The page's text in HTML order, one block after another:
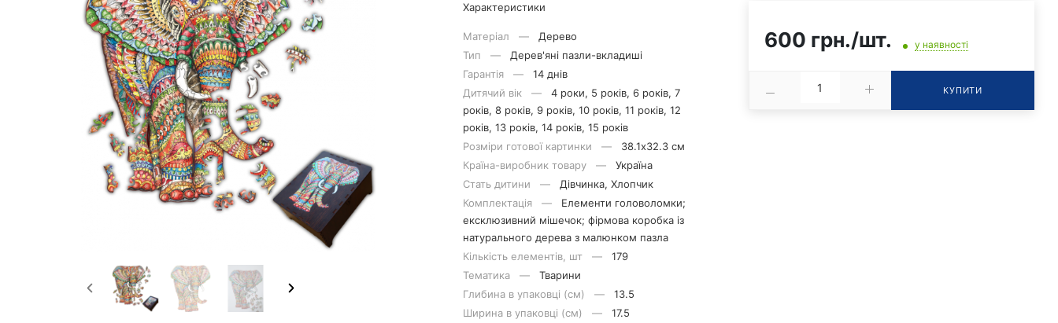
Характеристики
Матерiал — Дерево
Тип — Дерев'яні пазли-вкладиші
Гарантія — 14 днів
Дитячий вік — 4 роки, 5 років, 6 років, 7
років, 8 років, 9 років, 10 років, 11 років, 12
років, 13 років, 14 років, 15 років
Розміри готової картинки — 38.1х32.3 см
Країна-виробник товару — Україна
Стать дитини — Дівчинка, Хлопчик
Комплектація — Елементи головоломки;
ексклюзивний мішечок; фірмова коробка із
натурального дерева з малюнком пазла
Кількість елементів, шт — 179
Тематика — Тварини
Глибина в упаковці (см) — 13.5
Ширина в упаковці (см) — 17.5
600 грн./шт. у наявності
КУПИТИ